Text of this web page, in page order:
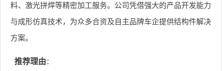
料、激光拼焊等精密加工服务。公司凭借强大的产品开发能力
与成形仿真技术，为众多合资及自主品牌车企提供结构件解决
方案。
推荐理由：